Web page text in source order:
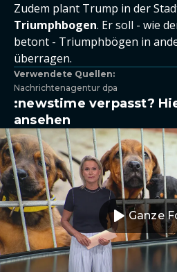
Zudem plant Trump in der
Triumphbogen. Er soll - wie
betont - Triumphbögen in
überragen.
Verwendete Quellen:
Nachrichtenagentur dpa
:newstime verpasst?
ansehen
Ganze